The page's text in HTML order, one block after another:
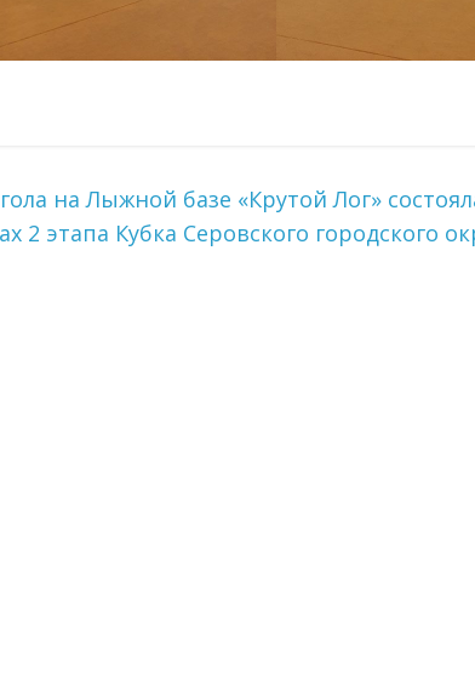
на Лыжной базе «Крутой Лог»
2 этапа Кубка Серовского городского